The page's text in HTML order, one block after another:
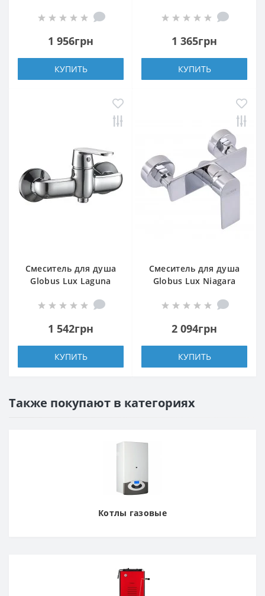
1 956грн
КУПИТЬ
1 365грн
КУПИТЬ
Смеситель для душа
Globus Lux Laguna
1 542грн
КУПИТЬ
Смеситель для душа
Globus Lux Niagara
2 094грн
КУПИТЬ
Также покупают в категориях
Котлы газовые